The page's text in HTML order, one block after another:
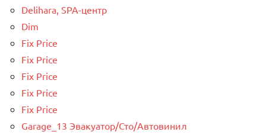
Delihara, SPA-центр
Dim
Fix Price
Fix Price
Fix Price
Fix Price
Fix Price
Garage_13 Эвакуатор/Сто/Автовинил